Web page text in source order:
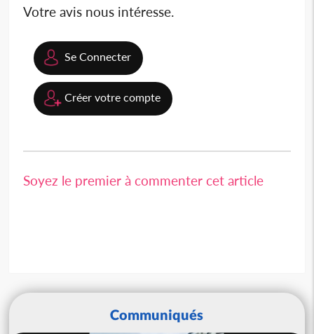
Votre avis nous intéresse.
Se Connecter
Créer votre compte
Soyez le premier à commenter cet article
Communiqués